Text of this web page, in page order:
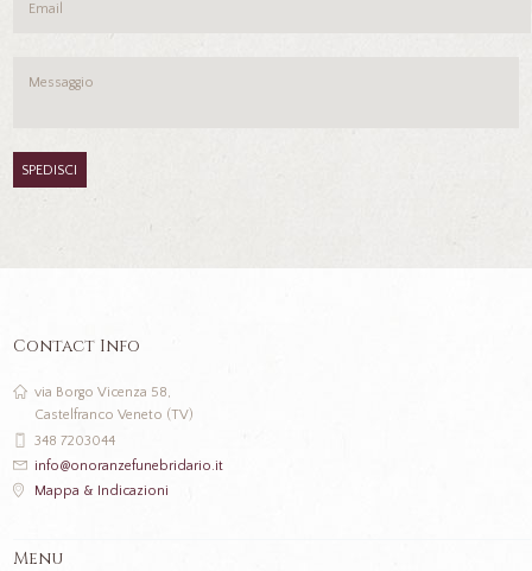
Contact Info
via Borgo Vicenza 58,
Castelfranco Veneto (TV)
348 7203044
info@onoranzefunebridario.it
Mappa & Indicazioni
Menu